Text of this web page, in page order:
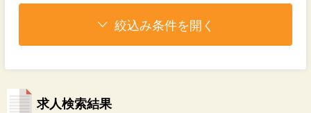
絞込み条件を開く
求人検索結果